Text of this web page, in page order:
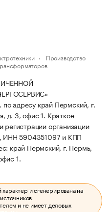
Производство
по адресу край Пермский, г.
д. 3, офис 1. Краткое
регистрации организации
ИНН 5904351097 и КПП
край Пермский, г. Пермь,
1.
и сгенерирована на
и не имеет деловых